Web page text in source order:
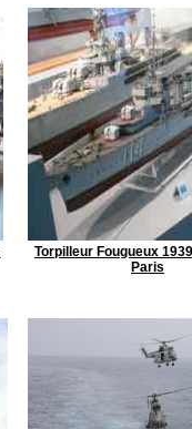
Torpilleur Fougueux
Paris